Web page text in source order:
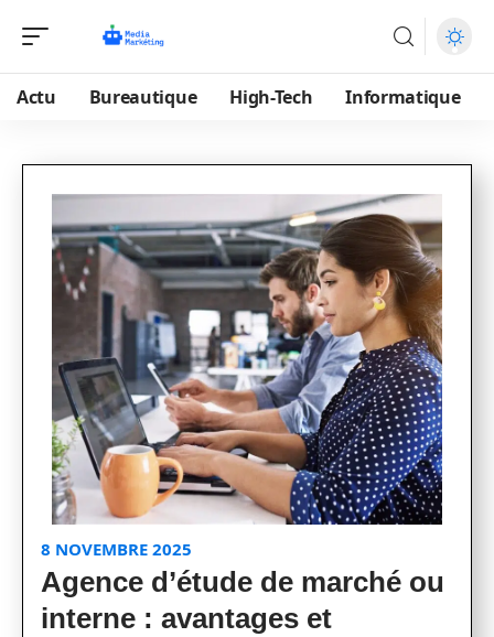
Actu Bureautique High-Tech Informatique
8 NOVEMBRE 2025
Agence d’étude de marché ou
interne : avantages et